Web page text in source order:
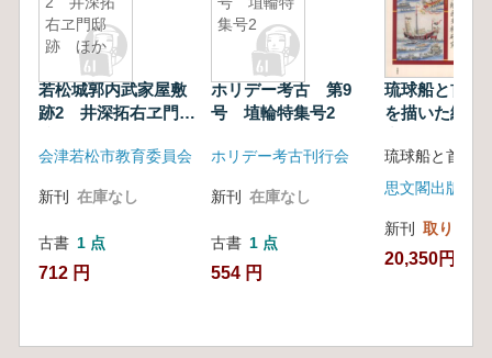
右ヱ門邸
跡 ほか
若松城郭内武家屋敷
跡2 井深拓右ヱ門邸
会津若松市教育委員会
新刊 在庫なし
古書 1 点
712 円
集号2
ホリデー考古 第9
号 埴輪特集号2
ホリデー考古刊行会
新刊 在庫なし
古書 1 点
554 円
琉球船と首里
を描いた絵画
思文閣出版
新刊 取り寄せ
20,350円